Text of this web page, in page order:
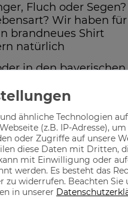
Fluch oder Segen?
Wir haben für
brandneues Shirt
natürlich
in den bayerischen
ähnliche Technologien
(z.B. IP-Adresse),
oder Zugriffe auf unsere
diese Daten mit Dritten,
mit Einwilligung oder
werden. Es besteht das
zu widerrufen. Beachten Sie
in unserer